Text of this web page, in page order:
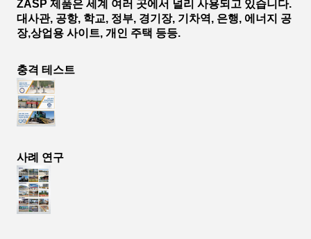
ZASP 제품은 세계 여러 곳에서 널리 사용되고 있습니다.
대사관, 공항, 학교, 정부, 경기장, 기차역, 은행, 에너지 공
장,상업용 사이트, 개인 주택 등등.
충격 테스트
사례 연구